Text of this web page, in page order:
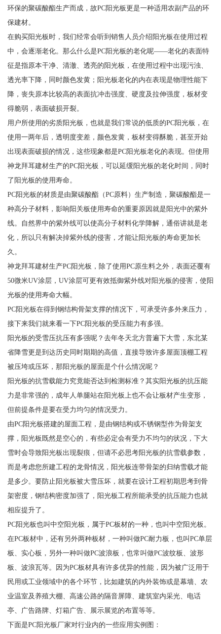
环保的聚碳酸酯生产而成，故PC阳光板更是一种适用农副产品的环
保建材。
在购买阳光板时，我们经常会听到销售人员介绍阳光板在使用过程
中，会逐渐老化。那么什么是PC阳光板的老化呢——老化的表面特
征是指原本干净、清澈、透亮的阳光板，在使用过程中出现污浊、
透光率下降，同时颜色发黄；阳光板老化的内在表现是物理性能下
降，丧失原本比较高的表面抗冲击强度、硬度及拉伸强度，板材变
得脆弱，表面破损开裂。
用户所使用的劣质阳光板，也就是我们常说的低质的PC阳光板，在
使用一两年后，透明度变差，颜色发黄，板材变得酥脆，甚至开始
出现表面破损的情况，这些现象都是PC阳光板老化的表现。但使用
神龙拜耳建材生产的PC阳光板，可以延缓阳光板的老化时间，同时
了阳光板的使用寿命。
PC阳光板的材质是由聚碳酸酯（PC原料）生产制造，聚碳酸酯是一
种高分子材料，影响阳关板使用寿命的重要原因就是阳光中的紫外
线。自然界中的紫外线可以使高分子材料化学降解，通俗讲就是老
化，所以只有解决掉紫外线的侵害，才能让阳光板的寿命更加长
久。
神龙拜耳建材生产PC阳光板，除了使用PC原生料之外，表面还覆有
50微米UV涂层，UV涂层可更有效抵御紫外线对阳光板的侵害，使阳
光板的使用寿命大幅。
PC阳光板在得到钢结构骨架支撑的情况下，可承受许多外来压力，
接下来我们就来看一下PC阳光板的受压能力有多强。
阳光板的受雪压抗压有多强呢？去年冬天北方普遍下大雪，东北某
省降雪更是到达历史同时期期的高值，直接导致许多屋面顶棚工程
被压垮或压坏，那阳光板的屋面是个什么情况呢？
阳光板的抗雪载能力究竟能否达到检测标准？其实阳光板的抗压能
力是非常强的，成年人单腿站在阳光板上也不会让板材产生变形，
但前提条件是要在受力均匀的情况受力。
由PC阳光板搭建的屋面工程，是由钢结构或不锈钢型作为骨架支
撑，阳光板既然是空心的，有些必定会有受力不均匀的状况，下大
雪时会导致阳光板出现裂痕，但请不必思考阳光板的抗雪载参数，
而是考虑您所建工程的龙骨情况，阳光板连带骨架的归纳雪载才能
是多少。要防止阳光板被大雪压坏，就要在设计工程初期思考到骨
架密度，钢结构密度加强了，阳光板工程所能承受的抗压能力也就
相应提升了。
PC阳光板也叫中空阳光板，属于PC板材的一种，也叫中空阳光板。
在PC板材中，还有另外两种板材，一种叫做PC耐力板，也叫PC单层
板、实心板，另外一种叫做PC波浪板，也常叫做PC波纹板、波形
板、波浪瓦等。因为PC板材具有许多优异的性能，因为被广泛用于
民用或工业领域中的各个环节，比如建筑的内外装饰或是幕墙、农
业温室及养殖大棚、高速公路的隔音屏障、建筑室内采光、电话
亭、广告路牌、灯箱广告、展示展览的布置等等。
下面是PC阳光板厂家对行业内的一些应用实例图：